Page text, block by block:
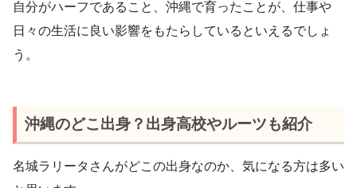
自分がハーフであること、沖縄で育ったことが、仕事や
日々の生活に良い影響をもたらしているといえるでしょ
う。
沖縄のどこ出身？出身高校やルーツも紹介
名城ラリータさんがどこの出身なのか、気になる方は多い